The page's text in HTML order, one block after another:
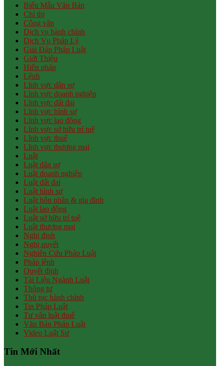
Biểu Mẫu Văn Bản
Chỉ thị
Công văn
Dịch vụ hành chính
Dịch Vụ Pháp Lý
Giải Đáp Pháp Luật
Giới Thiệu
Hiến pháp
Lệnh
Lĩnh vực dân sự
Lĩnh vực doanh nghiệp
Lĩnh vực đất đai
Lĩnh vực hình sự
Lĩnh vực lao động
Lĩnh vực sở hữu trí tuệ
Lĩnh vực thuế
Lĩnh vực thương mại
Luật
Luật dân sự
Luật doanh nghiệp
Luật đất đai
Luật hình sự
Luật hôn nhân & gia đình
Luật lao động
Luật sở hữu trí tuệ
Luật thương mại
Nghị định
Nghị quyết
Nghiên Cứu Pháp Luật
Pháp lệnh
Quyết định
Tài Liệu Ngành Luật
Thông tư
Thủ tục hành chính
Tin Pháp Luật
Tư vấn luật thuế
Văn Bản Pháp Luật
Video Luật Sư
Tin Mới Nhất